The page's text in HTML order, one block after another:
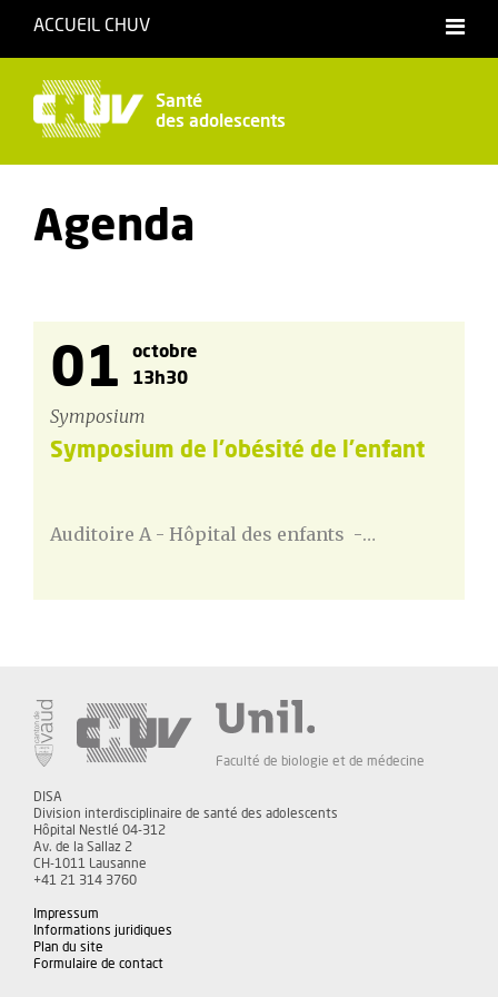
ACCUEIL CHUV
Santé
des adolescents
Agenda
01
octobre
13h30
Symposium
Symposium de l'obésité de l'enfant
Auditoire A - Hôpital des enfants -…
Faculté de biologie et de médecine
DISA
Division interdisciplinaire de santé des adolescents
Hôpital Nestlé 04-312
Av. de la Sallaz 2
CH-1011 Lausanne
+41 21 314 3760
Impressum
Informations juridiques
Plan du site
Formulaire de contact